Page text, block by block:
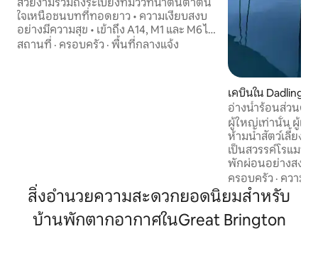
ใจเหนือชนบทที่ทอดยาว • ความเงียบสงบ
อย่างมีความสุข • เข้าถึง A14, M1 และ M6 ได้
ง่าย • 10 นาทีถึงมาร์เก็ตฮาร์โบโรห์ • เตียงซู
สถานที่ · ครอบครัว · พื้นที่กลางแจ้ง
เคบินใน
อ่างน้ำร้อนส่วนตั
The Fuller's Shed
ผู้ใหญ่เท่านั้น ผู้เข้
ห้ามนำสัตว์เลี้ยงเข้าพัก ที่พักที่อบ
เป็นสวรรค์โรแมน
พักผ่อนอย่างสงบ
หรูหราได้รับการอ
และมีสิ่งอำนวยคว
นอกระเบียงที่มีหลั
ส่วนตัว ชิงช้า ฝักบั
และพื้นที่รับประท
ครอบครัว · ความคุ้
สิ่งอำนวยความสะดวกยอดนิยมสำหรับ
บ้านพักตากอากาศในGreat Brington